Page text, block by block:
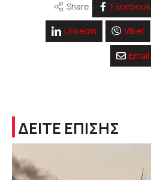
Share Facebook
Linkedin Viber
Email
ΔΕΙΤΕ ΕΠΙΣΗΣ